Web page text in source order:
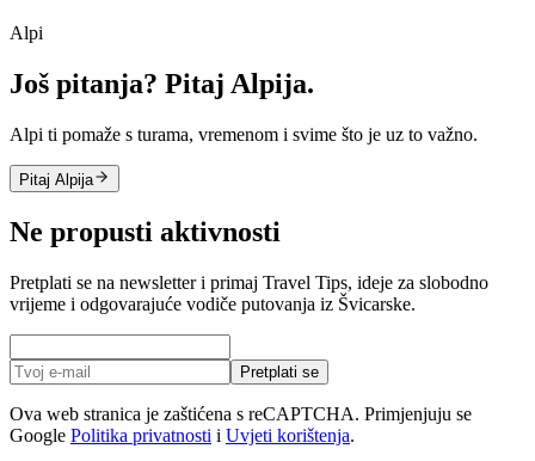
Alpi
Još pitanja? Pitaj Alpija.
Alpi ti pomaže s turama, vremenom i svime što je uz to važno.
Pitaj Alpija
Ne propusti aktivnosti
Pretplati se na newsletter i primaj Travel Tips, ideje za slobodno
vrijeme i odgovarajuće vodiče putovanja iz Švicarske.
Pretplati se
Ova web stranica je zaštićena s reCAPTCHA. Primjenjuju se
Google Politika privatnosti i Uvjeti korištenja.